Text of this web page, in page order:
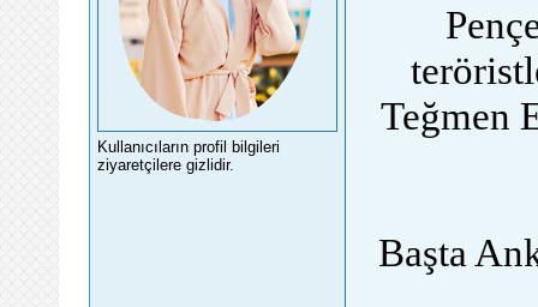
Kullanıcıların profil bilgileri
ziyaretçilere gizlidir.
Teğmen
Başta